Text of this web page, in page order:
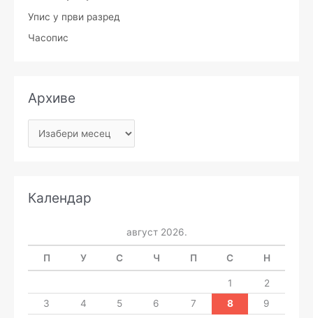
Упис у први разред
Часопис
Архиве
Календар
август 2026.
П У С Ч П С Н
1
2
3
4 5 6 7 8
9